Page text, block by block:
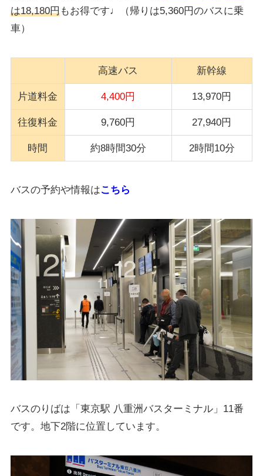
は18,180円もお得です♩（帰りは5,360円のバスに乗
車）
高速バス 新幹線
片道料金 4,400円 13,970円
往復料金 9,760円 27,940円
時間 約8時間30分 2時間10分
バスの予約や情報はこちら
バスのりばは「東京駅 八重洲バスターミナル」11番
です。地下2階に位置しています。